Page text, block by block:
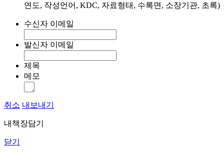
연도, 작성언어, KDC, 자료형태, 수록면, 소장기관, 초록)
수신자 이메일
발신자 이메일
제목
메모
취소 내보내기
내책장담기
닫기